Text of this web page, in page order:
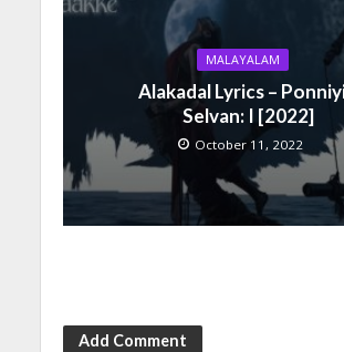
MALAYALAM
Alakadal Lyrics –
Selvan: I [2022]
October 11, 2022
Add Comment